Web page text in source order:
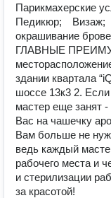
Парикмахерские
Педикюр;⠀
окрашивание
ГЛАВНЫЕ
здании квартала
шоссе 13к3 2.
мастер еще занят -
Вас на чашечку
Вам больше не
ведь каждый
рабочего места и
и стерилизации
за красотой!⠀